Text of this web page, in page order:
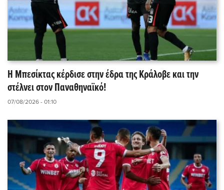
Η Μπεσίκτας κέρδισε στην έδρα της Κράλοβε και την
στέλνει στον Παναθηναϊκό!
07/08/2026 - 01:10